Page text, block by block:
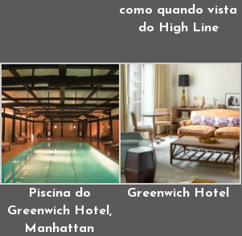
como quando vista
do High Line
Piscina do
Greenwich Hotel,
Manhattan
Greenwich Hotel